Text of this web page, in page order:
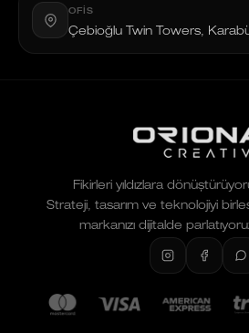
OFIS
Çebioğlu Twin Towers,
Fikirleri yıldızlara
Strateji, tasarım ve teknolojiyi
markanızı dijitalde